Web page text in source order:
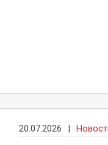
20.07.2026 |